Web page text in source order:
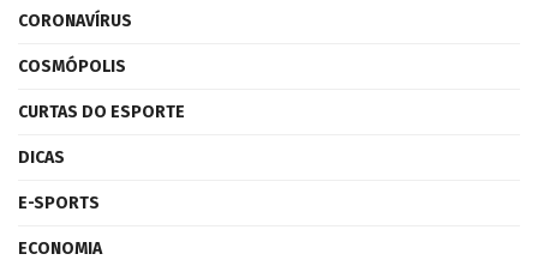
CORONAVÍRUS
COSMÓPOLIS
CURTAS DO ESPORTE
DICAS
E-SPORTS
ECONOMIA